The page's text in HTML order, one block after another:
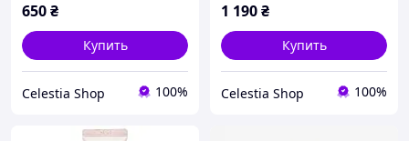
650₴
Купить
Celestia Shop 100%
1 190₴
Купить
Celestia Shop 100%